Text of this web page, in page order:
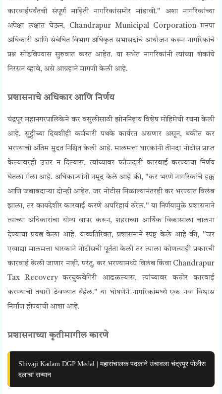
कारवाईपर्यंतची संपूर्ण माहिती नागरिकांसमोर मांडावी." अशा नागरिकांच्या
अपेक्षा लक्षात घेऊन, Chandrapur Municipal Corporation मनपा
अधिकारी आणि संबंधित विभाग अधिकृत सभासदांचे आयोजन करून नागरिकांचे
प्रश्न सोडविण्यास सुरुवात करत आहेत. या सभेत नागरिकांनी त्यांच्या शंकांचे
निरसन व्हावे, असे आग्रहाने मागणी केली आहे.
प्रशासनाचे अधिकार आणि निर्णय
चंद्रपूर महानगरपालिकेने कर वसुलीसाठी झोननिहाय विशेष मोहिमेची रचना केली
आहे. सुट्टीच्या दिवशीही कर्मचारी पथके कार्यरत असणार असून, थकीत कर
भरण्याची अंतिम मुदत निश्चित केली आहे. मालमत्ता धारकांनी तीनदा नोटीस प्राप्त
केल्यावरही उत्तर न दिल्यास, त्यांच्यावर फौजदारी कारवाई करण्याचा निर्णय
घेतला गेला आहे. अधिकाऱ्यांनी नमूद केले आहे की, "कर भरणे नागरिकांचे हक्क
आणि जबाबदाऱ्या दोन्ही आहेत. जर नोटीस मिळाल्यानंतरही कर भरण्यात विलंब
झाला, तर कायदेशीर कारवाई करणे अपरिहार्य ठरेल." या निर्णयामुळे प्रशासनाने
त्याच्या अधिकारांचा योग्य वापर करून, शहराच्या आर्थिक विकासाला चालना
देण्याचा प्रयत्न केला आहे.याव्यतिरिक्त, प्रशासनाने स्पष्ट केले आहे की, "जर
एखाद्या मालमत्ता धारकाने नोटीसची पूर्तता केली तर त्याला कोणत्याही प्रकारची
कारवाई केली जाणार नाही. परंतु, कर भरण्यामध्ये विलंब किंवा Chandrapur
Tax Recovery करचुकवेगिरी आढळल्यास, त्यांच्यावर कठोर कारवाई
करण्याची तयारी ठेवण्यात येईल." या घोषणेने नागरिकांमध्ये एक नवा विश्वास
निर्माण होण्याची आशा आहे.
प्रशासनाच्या कृतीमागील कारणे
Shivaji Kadam DGP Medal | महासंचालक पदकाने उंचावला चंद्रपूर पोलीस
दलाचा सन्मान